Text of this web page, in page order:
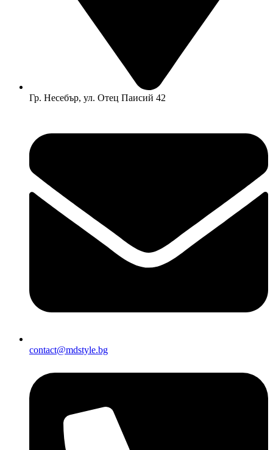
Гр. Несебър, ул. Отец Паисий 42
contact@mdstyle.bg